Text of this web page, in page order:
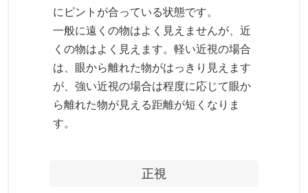
にピントが合っている状態です。
一般に遠くの物はよく見えませんが、近
くの物はよく見えます。軽い近視の場合
は、眼から離れた物がはっきり見えます
が、強い近視の場合は程度に応じて眼か
ら離れた物が見える距離が短くなりま
す。
正視